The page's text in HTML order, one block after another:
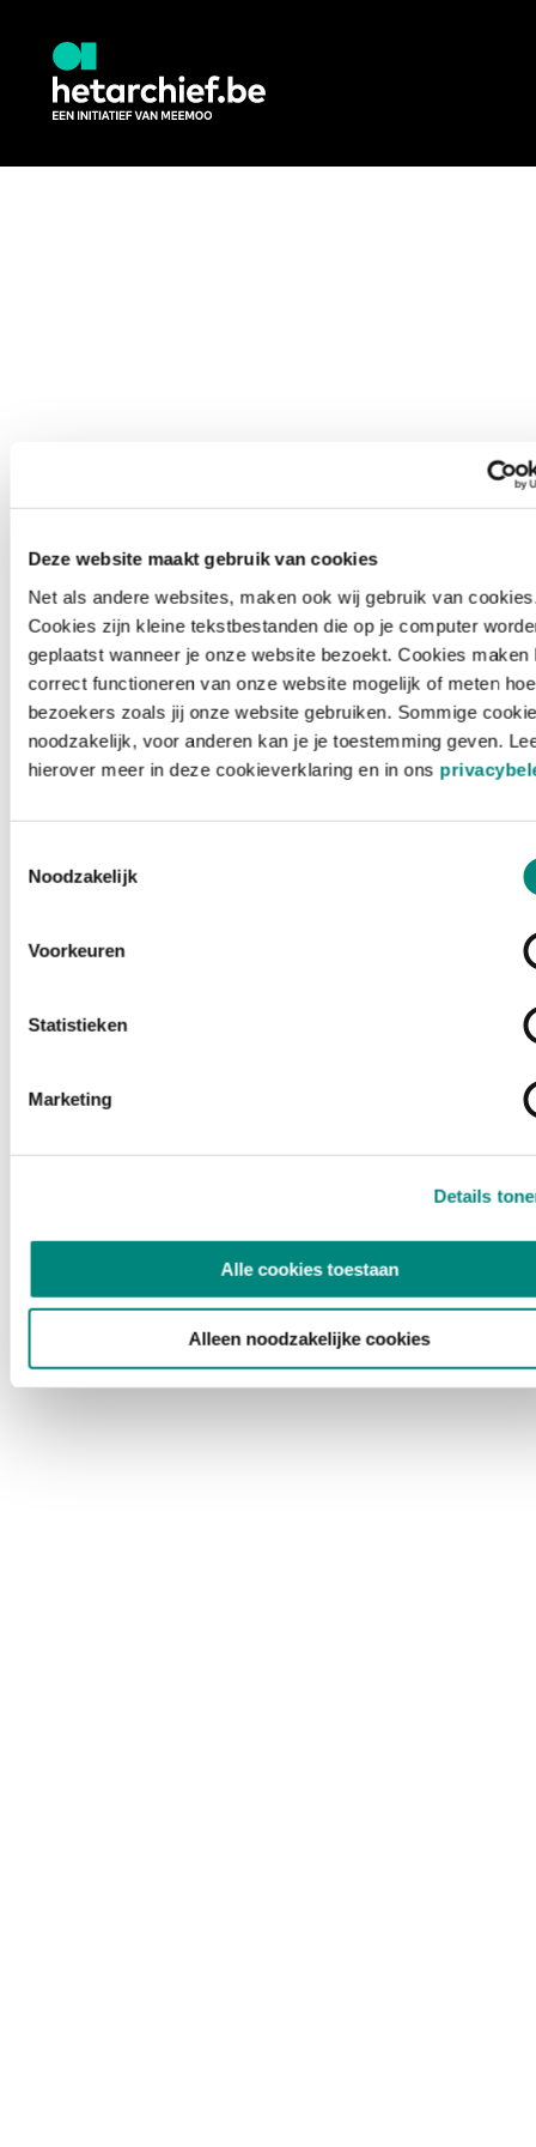
Deze website maakt gebruik van cookies
Net als andere websites, maken ook wij gebruik van
Cookies zijn kleine tekstbestanden die op je computer
geplaatst wanneer je onze website bezoekt. Cookies maken
correct functioneren van onze website mogelijk of meten hoe
bezoekers zoals jij onze website gebruiken. Sommige
noodzakelijk, voor anderen kan je je toestemming geven.
hierover meer in deze cookieverklaring en in ons
Noodzakelijk
Voorkeuren
Statistieken
Marketing
Details
Alle cookies toestaan
Alleen noodzakelijke cookies